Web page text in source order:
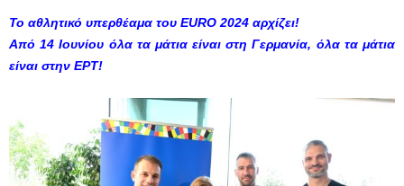
Το αθλητικό υπερθέαμα του EURO 2024 αρχίζει!
Από 14 Ιουνίου όλα τα μάτια είναι στη Γερμανία, όλα τα μάτια
είναι στην ΕΡΤ!